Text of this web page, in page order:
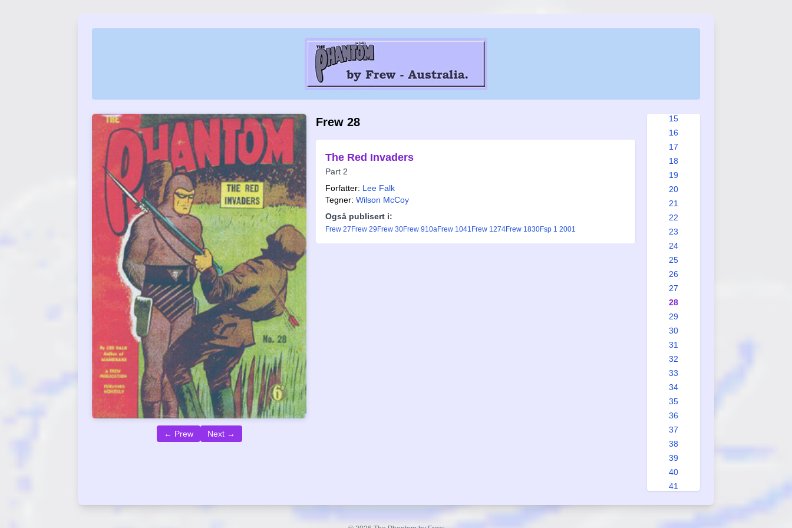
← Prew Next →
Frew 28
The Red Invaders
Part 2
Forfatter: Lee Falk
Tegner: Wilson McCoy
Også publisert i:
Frew 27 Frew 29 Frew 30Frew 910aFrew 1041 Frew 1274Frew 1830Fsp 1 2001
15
16
17
18
19
20
21
22
23
24
25
26
27
28
29
30
31
32
33
34
35
36
37
38
39
40
41